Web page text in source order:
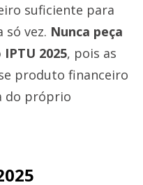
suficiente para
vez. Nunca peça
2025, pois as
produto financeiro
do próprio